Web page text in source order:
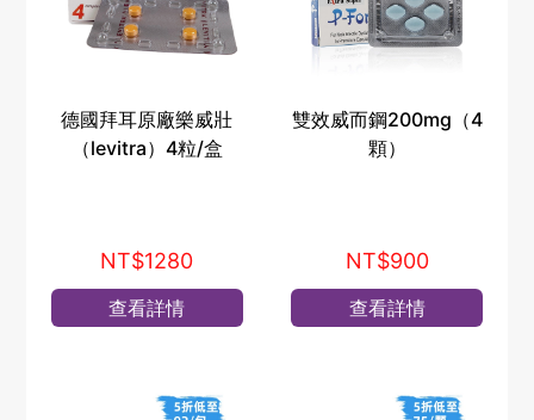
德國拜耳原廠樂威壯
（levitra）4粒/盒
NT$1280
查看詳情
雙效威而鋼200mg（4
顆）
NT$900
查看詳情